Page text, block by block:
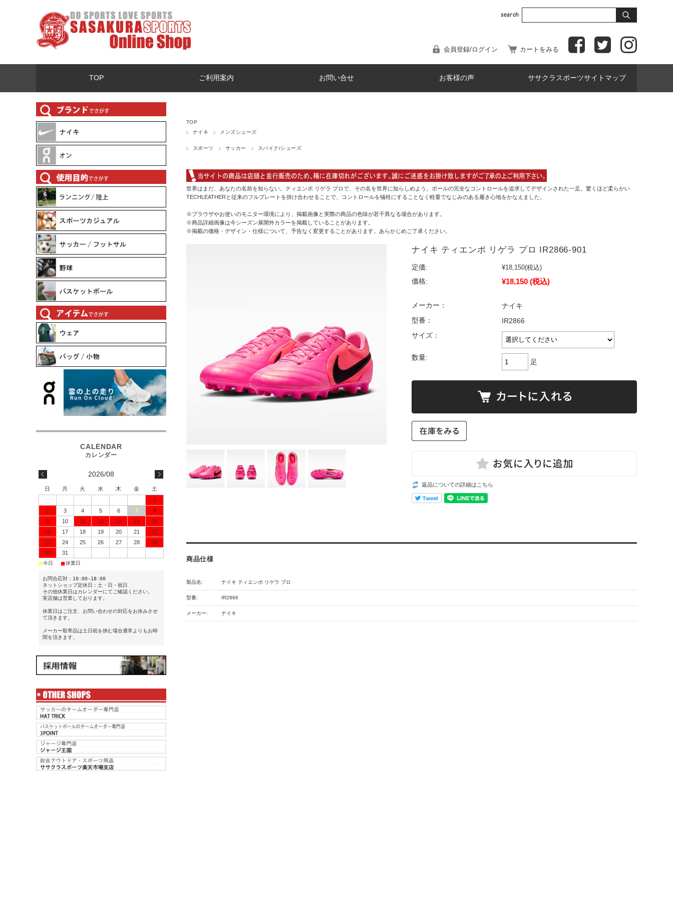
会員登録/ログイン カートをみる
TOP ご利用案内 お問い合せ お客様の声 ササクラスポーツサイトマップ
TOP
ナイキ
メンズシューズ
スポーツ サッカー スパイク/シューズ
世界はまだ、あなたの名前を知らない。ティエンポ リゲラ プロで、その名を世界に知らしめよう。ボールの完全なコントロールを追求してデザインされた一足。驚くほど柔らかい
TECHLEATHERと従来のフルプレートを掛け合わせることで、コントロールを犠牲にすることなく軽量でなじみのある履き心地をかなえました。
※ブラウザやお使いのモニター環境により、掲載画像と実際の商品の色味が若干異なる場合があります。
※商品詳細画像は今シーズン展開外カラーを掲載していることがあります。
※掲載の価格・デザイン・仕様について、予告なく変更することがあります。あらかじめご了承ください。
ナイキ ティエンポ リゲラ プロ IR2866-901
定価: ¥18,150(税込)
価格:
¥18,150 (税込)
メーカー：
ナイキ
型番：
IR2866
サイズ：
数量:
足
返品についての詳細はこちら
商品仕様
製品名: ナイキ ティエンポ リゲラ プロ
型番: IR2866
メーカー: ナイキ
2026/08
日 月 火 水 木 金
土
1
2
3 4 5 6 7
8
9
10 11 12 13 14
15
16
17 18 19 20 21
22
23
24 25 26 27 28
29
30
31
■今日 ■休業日
お問合応対：10:00-18:00
ネットショップ定休日：土・日・祝日
その他休業日はカレンダーにてご確認ください。
実店舗は営業しております。
休業日はご注文、お問い合わせの対応をお休みさせ
て頂きます。
メーカー取寄品は土日祝を挟む場合通常よりもお時
間を頂きます。